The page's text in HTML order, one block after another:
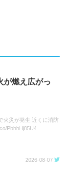
が燃え広がっ
火災が発生 近くに消防
PbhhHj85U4
2026-08-07